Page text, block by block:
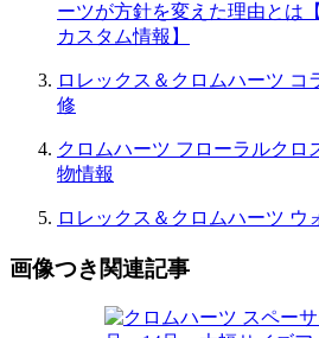
ーツが方針を変えた理由とは
カスタム情報】
ロレックス＆クロムハーツ コ
修
クロムハーツ フローラルクロ
物情報
ロレックス＆クロムハーツ ウ
画像つき関連記事